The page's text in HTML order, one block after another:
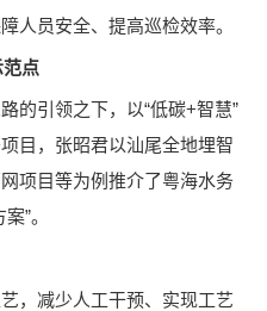
人员安全、提高巡检效率。
范点
的引领之下，以“低碳+智慧”
目，张昭君以汕尾全地埋智
项目等为例推介了粤海水务
”。
，减少人工干预、实现工艺